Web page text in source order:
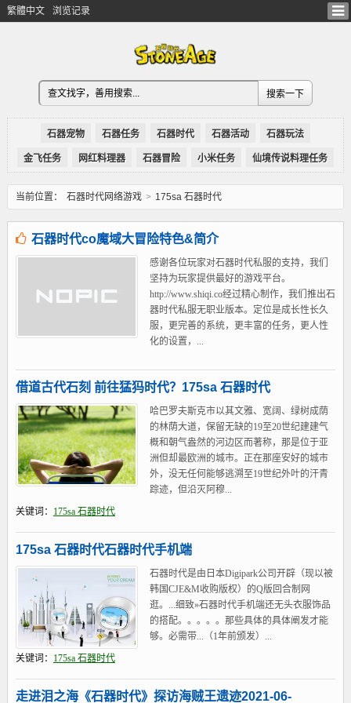
繁體中文 浏览记录
石器宠物 石器任务 石器时代 石器活动 石器玩法
金飞任务 网红料理器 石器冒险 小米任务 仙境传说料理任务
当前位置： 石器时代网络游戏 > 175sa 石器时代
石器时代co魔域大冒险特色&简介
感谢各位玩家对石器时代私服的支持，我们
坚持为玩家提供最好的游戏平台。
http://www.shiqi.co经过精心制作，我们推出石
器时代私服无职业版本。定位是成长性长久
服，更完善的系统，更丰富的任务，更人性
化的设置，...
借道古代石刻 前往猛犸时代？175sa 石器时代
哈巴罗夫斯克市以其文雅、宽阔、绿树成荫
的林荫大道，保留无缺的19至20世纪建建气
概和朝气盎然的河边区而著称，那是位于亚
洲但却最欧洲的城市。正在那座安好的城市
外，没无任何能够逃溯至19世纪外叶的汗青
踪迹，但沿灭阿穆...
关键词： 175sa 石器时代
175sa 石器时代石器时代手机端
石器时代是由日本Digipark公司开辟（现以被
韩国CJE&M收购版权）的Q版回合制网
逛。...细致»石器时代手机端还无头衣服饰品
的搭配。。。。。那些具体的具体阐发才能
够。必需带...（1年前颁发）...
关键词： 175sa 石器时代
走进泪之海《石器时代》探访海贼王遗迹2021-06-